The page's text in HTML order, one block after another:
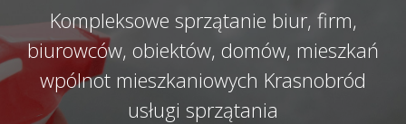
Kompleksowe sprzątanie biur, firm,
biurowców, obiektów, domów, mieszkań
wpólnot mieszkaniowych Krasnobród
usługi sprzątania